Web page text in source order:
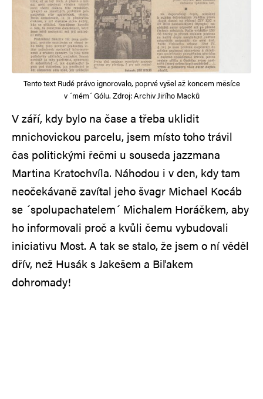
Tento text Rudé právo ignorovalo, poprvé vyšel až koncem měsíce
v ´mém´ Gólu. Zdroj: Archiv Jiřího Macků
V září, kdy bylo na čase a třeba uklidit
mnichovickou parcelu, jsem místo toho trávil
čas politickými řečmi u souseda jazzmana
Martina Kratochvíla. Náhodou i v den, kdy tam
neočekávaně zavítal jeho švagr Michael Kocáb
se ´spolupachatelem´ Michalem Horáčkem, aby
ho informovali proč a kvůli čemu vybudovali
iniciativu Most. A tak se stalo, že jsem o ní věděl
dřív, než Husák s Jakešem a Biľakem
dohromady!